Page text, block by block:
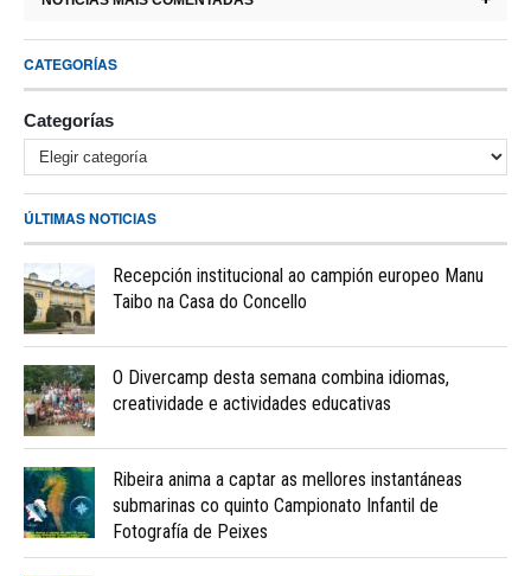
CATEGORÍAS
Categorías
ÚLTIMAS NOTICIAS
Recepción institucional ao campión europeo Manu
Taibo na Casa do Concello
O Divercamp desta semana combina idiomas,
creatividade e actividades educativas
Ribeira anima a captar as mellores instantáneas
submarinas co quinto Campionato Infantil de
Fotografía de Peixes